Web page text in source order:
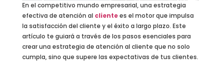
En el competitivo mundo empresarial, una estrategia
efectiva de atención al clientees el motor que impulsa
la satisfacción del cliente y el éxito a largo plazo. Este
artículo te guiará a través de los pasos esenciales para
crear una estrategia de atención al cliente que no solo
cumpla, sino que supere las expectativas de tus clientes.